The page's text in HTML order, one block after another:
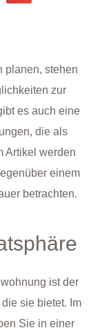
planen, stehen
zur
es auch eine
die als
Artikel werden
einem
betrachten.
ist der
sie bietet. Im
Sie in einer